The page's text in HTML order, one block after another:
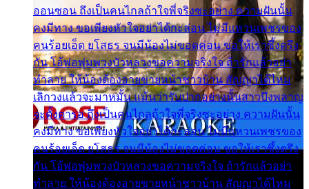
ออนซอน ถึงเป็นคนไกลถ้าใจพี่จริงซะอย่าง ความฝันนั้น
คงมีทาง ขอเพียงหัวใจอย่าได้กะล่อน ไม่มีแหวนเพชรของ
คนร้อยเอ็ด ยโสธร จนมีน้องไม่ขอดค่อน ขอให้เราซึ้งตรึง
กัน โอ้พ่อพุ่มพวงบัวหลวงขอความจริงใจ ถ้ารักแล้วอย่า
ทำลาย ให้น้องต้องอายขายหน้าชาวบ้าน สัญญาได้ไหม
เลิกวงแล้วจะมาหมั้น แม้นว่ารับปากอย่างนั้นสาวบึงพลาญ
จะตั้งตารอ ถึงเป็นคนไกลถ้าใจพี่จริงซะอย่าง ความฝันนั้น
คงมีทาง ขอเพียงหัวใจอย่าได้กะล่อน ไม่มีแหวนเพชรของ
คนร้อยเอ็ด ยโสธร จนมีน้องไม่ขอดค่อน ขอให้เราซึ้งตรึง
กัน โอ้พ่อพุ่มพวงบัวหลวงขอความจริงใจ ถ้ารักแล้วอย่า
ทำลาย ให้น้องต้องอายขายหน้าชาวบ้าน สัญญาได้ไหม